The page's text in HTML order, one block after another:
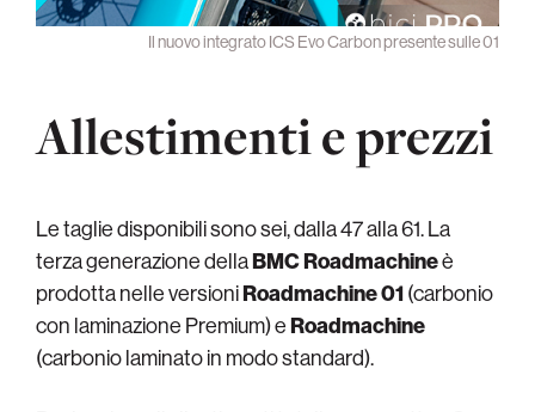
Il nuovo integrato ICS Evo Carbon presente sulle 01
Allestimenti e prezzi
Le taglie disponibili sono sei, dalla 47 alla 61. La
terza generazione dellaBMC Roadmachineè
prodotta nelle versioniRoadmachine 01(carbonio
con laminazione Premium) eRoadmachine
(carbonio laminato in modo standard).